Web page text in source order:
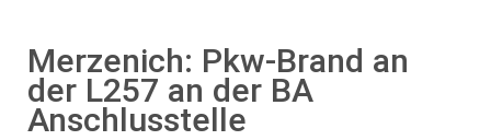
Merzenich: Pkw-Brand an
der L257 an der BA
Anschlusstelle